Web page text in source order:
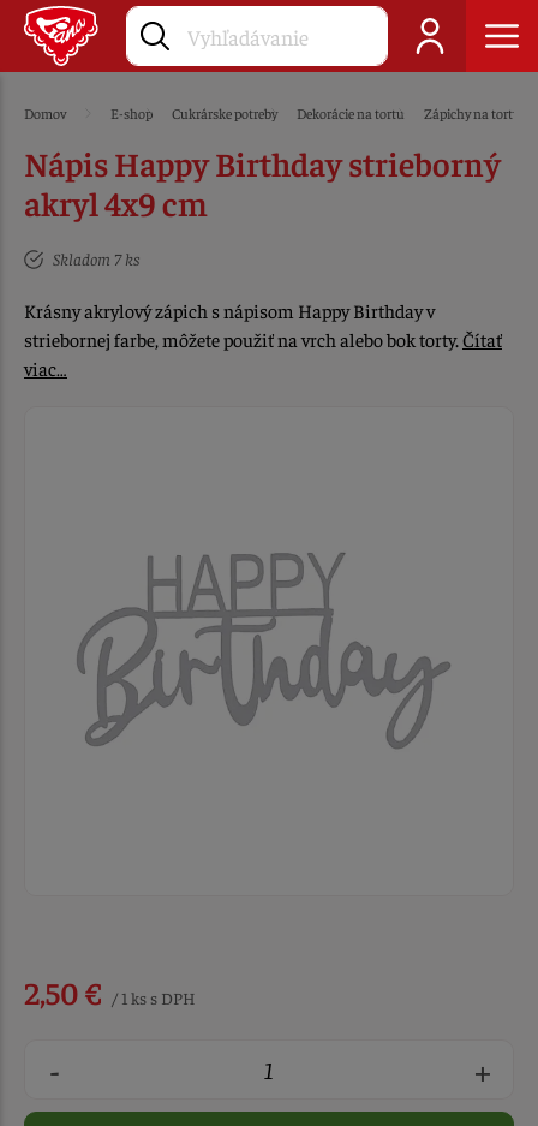
Domov E-shop Cukrárske potreby Dekorácie na tortu Zápichy na tortu
Nápis Happy Birthday strieborný
akryl 4x9 cm
Skladom 7 ks
Krásny akrylový zápich s nápisom Happy Birthday v
striebornej farbe, môžete použiť na vrch alebo bok torty.Čítať
viac…
2,50 € / 1 ks s DPH
- +